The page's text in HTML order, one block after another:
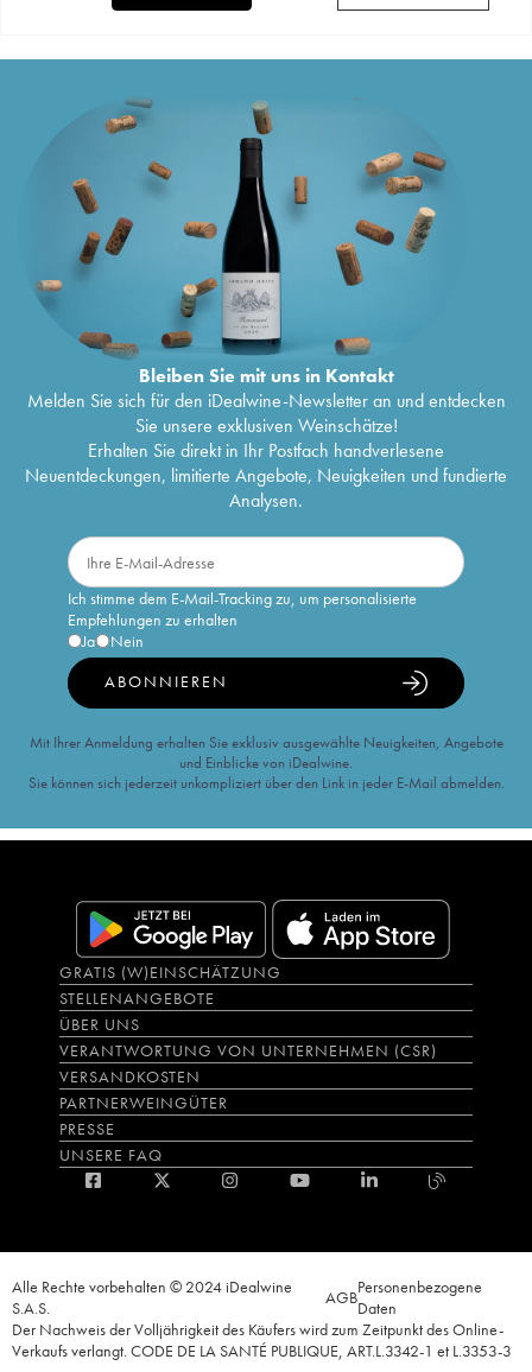
Bleiben Sie mit uns in Kontakt
Melden Sie sich für den iDealwine-Newsletter an und entdecken
Sie unsere exklusiven Weinschätze!
Erhalten Sie direkt in Ihr Postfach handverlesene
Neuentdeckungen, limitierte Angebote, Neuigkeiten und fundierte
Analysen.
Ich stimme dem E-Mail-Tracking zu, um personalisierte
Empfehlungen zu erhalten
Ja
Nein
ABONNIEREN
Mit Ihrer Anmeldung erhalten Sie exklusiv ausgewählte Neuigkeiten, Angebote
und Einblicke von iDealwine.
Sie können sich jederzeit unkompliziert über den Link in jeder E-Mail abmelden.
GRATIS (W)EINSCHÄTZUNG
STELLENANGEBOTE
ÜBER UNS
VERANTWORTUNG VON UNTERNEHMEN (CSR)
VERSANDKOSTEN
PARTNERWEINGÜTER
PRESSE
UNSERE FAQ
Alle Rechte vorbehalten © 2024 iDealwine
S.A.S.
AGBPersonenbezogene
Daten
Der Nachweis der Volljährigkeit des Käufers wird zum Zeitpunkt des Online-
Verkaufs verlangt. CODE DE LA SANTÉ PUBLIQUE, ART.L.3342-1 et L.3353-3